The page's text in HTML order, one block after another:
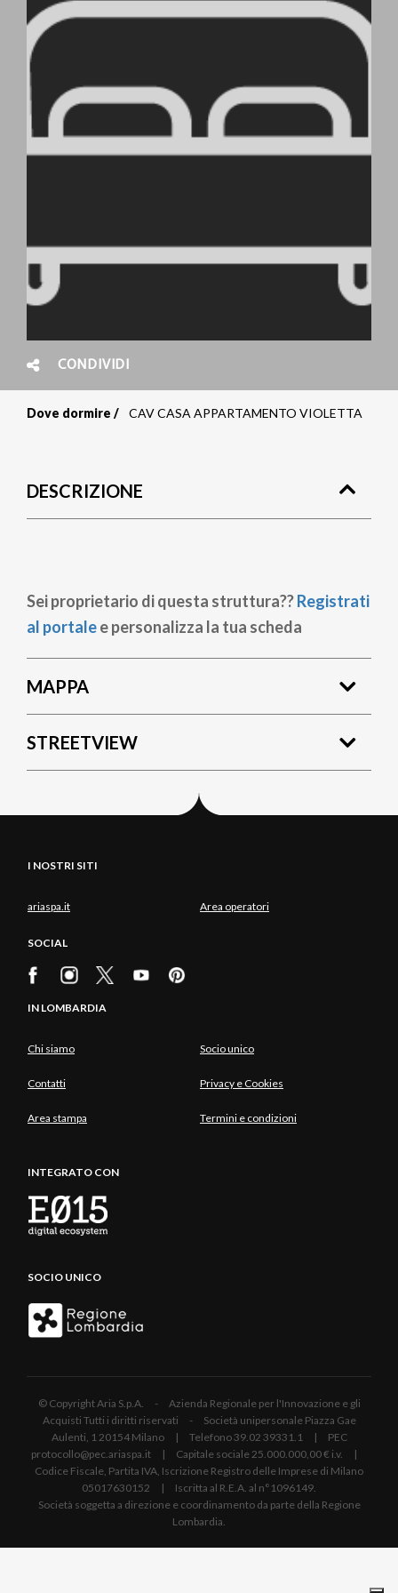
CONDIVIDI
pane
Dove dormire CAV CASA APPARTAMENTO VIOLETTA
DESCRIZIONE
Sei proprietario di questa struttura??Registrati
al portalee personalizza la tua scheda
MAPPA
STREETVIEW
I NOSTRI SITI
ariaspa.it Area operatori
SOCIAL
IN LOMBARDIA
Chi siamo Socio unico
Contatti Privacy e Cookies
Area stampa Termini e condizioni
INTEGRATO CON
SOCIO UNICO
© Copyright Aria S.p.A. - Azienda Regionale per l'Innovazione e gli
Acquisti Tutti i diritti riservati - Società unipersonale Piazza Gae
Aulenti, 1 20154 Milano | Telefono 39.02 39331.1 | PEC
protocollo@pec.ariaspa.it | Capitale sociale 25.000.000,00 € i.v. |
Codice Fiscale, Partita IVA, Iscrizione Registro delle Imprese di Milano
05017630152 | Iscritta al R.E.A. al n°1096149.
Società soggetta a direzione e coordinamento da parte della Regione
Lombardia.